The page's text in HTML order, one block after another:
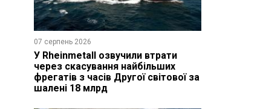
07 серпень 2026
У Rheinmetall озвучили втрати
через скасування найбільших
фрегатів з часів Другої світової за
шалені 18 млрд